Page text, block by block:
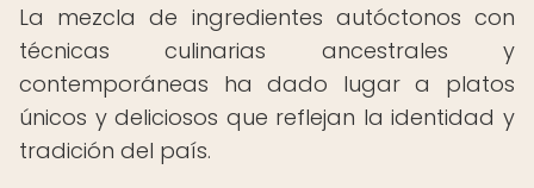
La mezcla de ingredientes autóctonos con
técnicas culinarias ancestrales y
contemporáneas ha dado lugar a platos
únicos y deliciosos que reflejan la identidad y
tradición del país.